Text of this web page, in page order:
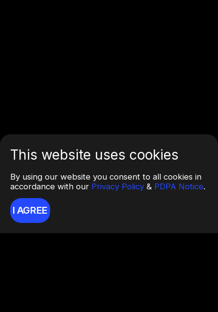
This website uses cookies
By using our website you consent to all cookies in
accordance with our Privacy Policy & PDPA Notice.
I AGREE